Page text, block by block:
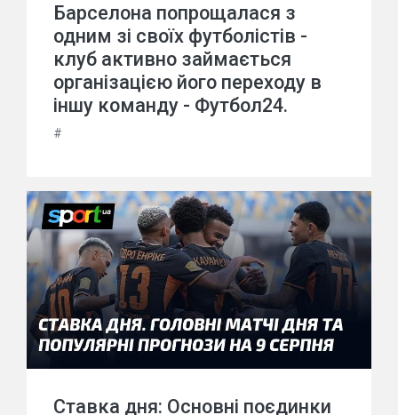
Барселона попрощалася з
одним зі своїх футболістів -
клуб активно займається
організацією його переходу в
іншу команду - Футбол24.
#
Ставка дня: Основні поєдинки